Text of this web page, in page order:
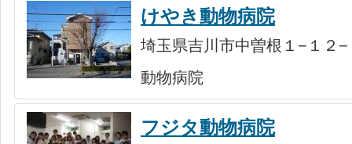
けやき動物病院
埼玉県吉川市中曽根１−１２−
動物病院
フジタ動物病院